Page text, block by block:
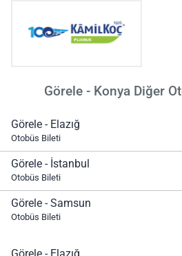
Görele - Konya Diğer
Görele - Elazığ
Otobüs Bileti
Görele - İstanbul
Otobüs Bileti
Görele - Samsun
Otobüs Bileti